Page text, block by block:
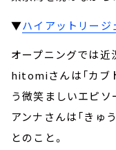
▼ハイアットリージ
オープニングでは近
hitomiさんは「カブ
う微笑ましいエピソ
アンナさんは「きゅ
とのこと。